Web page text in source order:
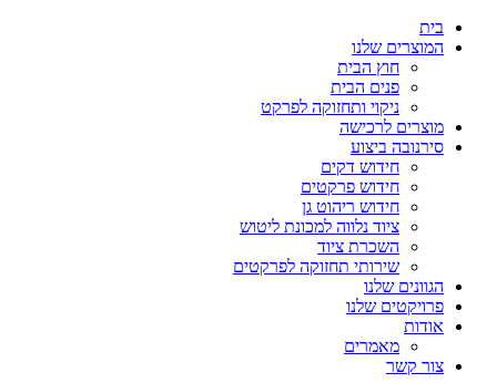
בית
המוצרים שלנו
חוץ הבית
פנים הבית
ניקוי ותחזוקה לפרקט
מוצרים לרכישה
סירנובה ביצוע
חידוש דקים
חידוש פרקטים
חידוש ריהוט גן
ציוד נלווה למכונת ליטוש
השכרת ציוד
שירותי תחזוקה לפרקטים
הגוונים שלנו
פרויקטים שלנו
אודות
מאמרים
צור קשר